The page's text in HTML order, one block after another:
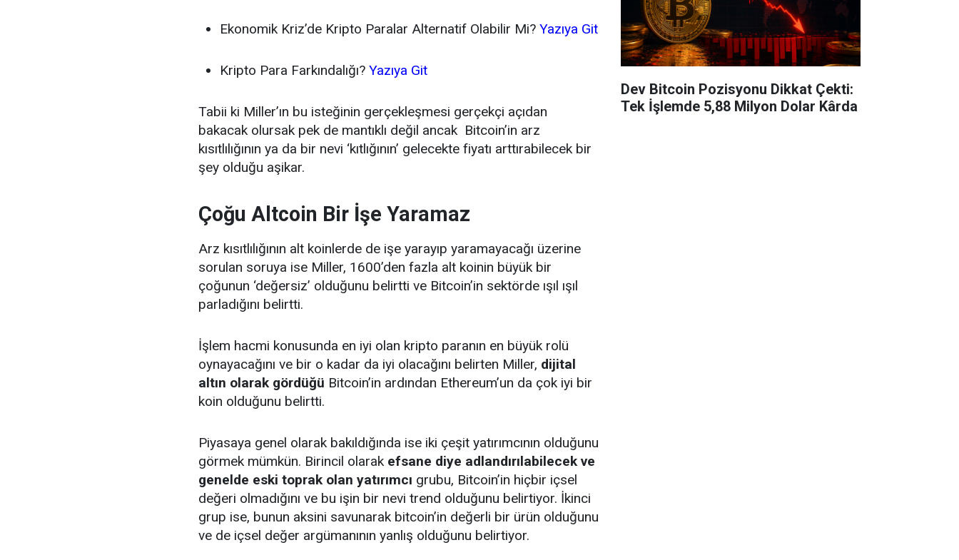
Ekonomik Kriz’de Kripto Paralar Alternatif Olabilir Mi? Yazıya Git
Kripto Para Farkındalığı? Yazıya Git
Tabii ki Miller’ın bu isteğinin gerçekleşmesi gerçekçi açıdan
bakacak olursak pek de mantıklı değil ancak Bitcoin’in arz
kısıtlılığının ya da bir nevi ‘kıtlığının’ gelecekte fiyatı arttırabilecek bir
şey olduğu aşikar.
Çoğu Altcoin Bir İşe Yaramaz
Arz kısıtlılığının alt koinlerde de işe yarayıp yaramayacağı üzerine
sorulan soruya ise Miller, 1600’den fazla alt koinin büyük bir
çoğunun ‘değersiz’ olduğunu belirtti ve Bitcoin’in sektörde ışıl ışıl
parladığını belirtti.
İşlem hacmi konusunda en iyi olan kripto paranın en büyük rolü
oynayacağını ve bir o kadar da iyi olacağını belirten Miller, dijital
altın olarak gördüğü Bitcoin’in ardından Ethereum’un da çok iyi bir
koin olduğunu belirtti.
Piyasaya genel olarak bakıldığında ise iki çeşit yatırımcının olduğunu
görmek mümkün. Birincil olarak efsane diye adlandırılabilecek ve
genelde eski toprak olan yatırımcı grubu, Bitcoin’in hiçbir içsel
değeri olmadığını ve bu işin bir nevi trend olduğunu belirtiyor. İkinci
grup ise, bunun aksini savunarak bitcoin’in değerli bir ürün olduğunu
ve de içsel değer argümanının yanlış olduğunu belirtiyor.
Dev Bitcoin Pozisyonu Dikkat Çekti:
Tek İşlemde 5,88 Milyon Dolar Kârda